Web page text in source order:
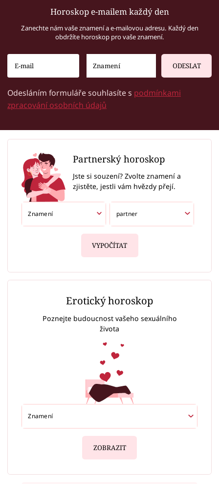
Horoskop e-mailem každý den
Zanechte nám vaše znamení a e-mailovou adresu. Každý den
obdržíte horoskop pro vaše znamení.
ODESLAT
Odesláním formuláře souhlasíte s podmínkami
zpracování osobních údajů
Partnerský horoskop
Jste si souzení? Zvolte znamení a
zjistěte, jestli vám hvězdy přejí.
VYPOČÍTAT
Erotický horoskop
Poznejte budoucnost vašeho sexuálního
života
ZOBRAZIT